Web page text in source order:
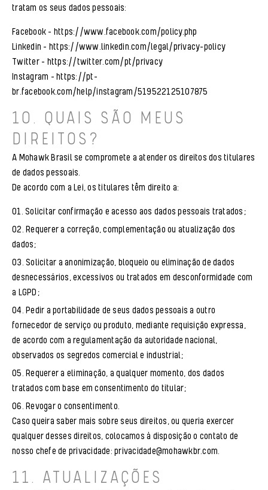
tratam os seus dados pessoais:
Facebook – https://www.facebook.com/policy.php
Linkedin – https://www.linkedin.com/legal/privacy-policy
Twitter – https://twitter.com/pt/privacy
Instagram – https://pt-
br.facebook.com/help/instagram/519522125107875
10. QUAIS SÃO MEUS
DIREITOS?
A Mohawk Brasil se compromete a atender os direitos dos titulares
de dados pessoais.
De acordo com a Lei, os titulares têm direito a:
Solicitar confirmação e acesso aos dados pessoais tratados;
Requerer a correção, complementação ou atualização dos
dados;
Solicitar a anonimização, bloqueio ou eliminação de dados
desnecessários, excessivos ou tratados em desconformidade com
a LGPD;
Pedir a portabilidade de seus dados pessoais a outro
fornecedor de serviço ou produto, mediante requisição expressa,
de acordo com a regulamentação da autoridade nacional,
observados os segredos comercial e industrial;
Requerer a eliminação, a qualquer momento, dos dados
tratados com base em consentimento do titular;
Revogar o consentimento.
Caso queira saber mais sobre seus direitos, ou queria exercer
qualquer desses direitos, colocamos à disposição o contato de
nosso chefe de privacidade: privacidade@mohawkbr.com.
11. ATUALIZAÇÕES